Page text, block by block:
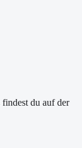
du auf der